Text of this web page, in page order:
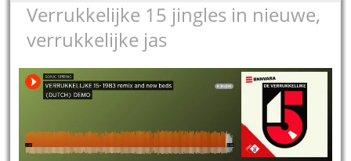
Verrukkelijke 15 jingles in nieuwe,
verrukkelijke jas